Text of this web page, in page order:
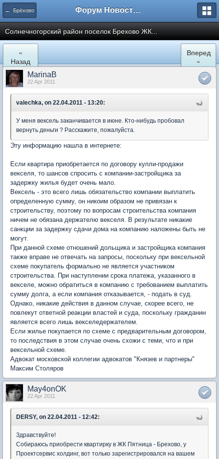
← Брёхово Форум Новостройки
Cолнечногорский район поселок Брехово ЖК...
«
Назад
Вперед
»
MarinaB
22 Apr 2011
valechka, on 22.04.2011 - 13:20:
У меня вексель заканчивается в июне. Кто-нибудь пробовал
вернуть деньги ? Расскажите, пожалуйста.
Эту информацию нашла в интернете:
Если квартира приобретается по договору купли-продажи
векселя, то шансов спросить с компании-застройщика за
задержку жилья будет очень мало.
Вексель - это всего лишь обязательство компании выплатить
определенную сумму, он никоим образом не привязан к
строительству, поэтому по вопросам строительства компания
ничем не обязана держателю векселя. В результате никакие
санкции за задержку сдачи дома на компанию наложены быть не
могут.
При данной схеме отношений дольщика и застройщика компания
также вправе не отвечать на запросы, поскольку при вексельной
схеме покупатель формально не является участником
строительства. При наступлении срока платежа, указанного в
векселе, можно обратиться в компанию с требованием выплатить
сумму долга, а если компания отказывается, - подать в суд.
Однако, никакие действия в данном случае, скорее всего, не
повлекут ответной реакции властей и суда, поскольку гражданин
является всего лишь векселедержателем.
Если жилье покупается по схеме с предварительным договором,
то последствия в этом случае очень схожи с теми, что и при
вексельной схеме.
Адвокат московской коллегии адвокатов "Князев и партнеры"
Максим Столяров
May4onOK
22 Apr 2011
DERSY, on 22.04.2011 - 12:42:
Здравствуйте!
Собираюсь приобрести квартирку в ЖК Пятница - Брехово, у
Проектсервис холдинг, вот только зарегистрировался на вашем